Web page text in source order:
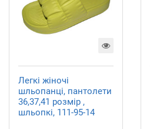
Легкі жіночі
шльопанці, пантолети
36,37,41 розмір ,
шльопкі, 111-95-14